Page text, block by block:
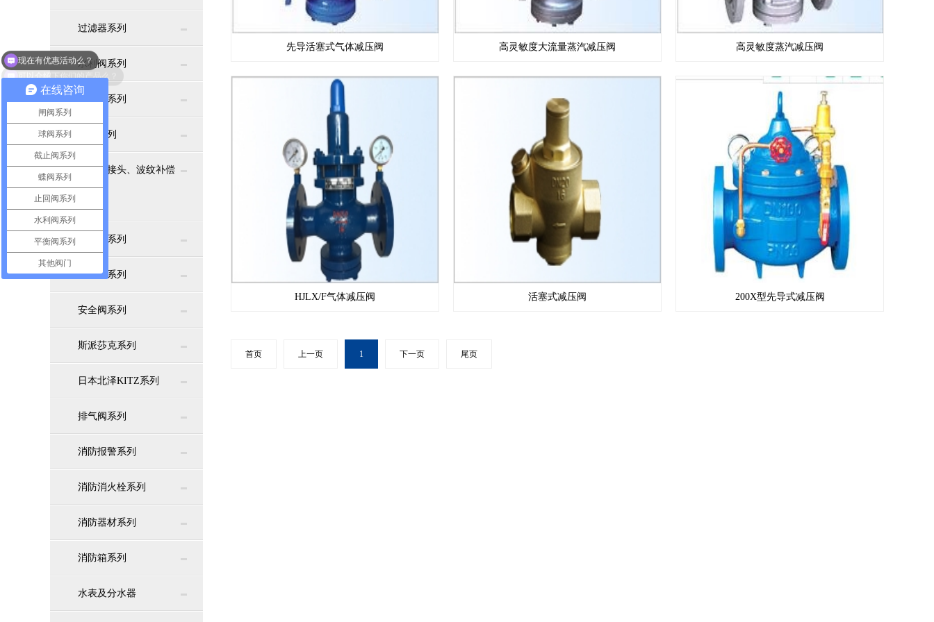
过滤器系列
水利阀系列
平衡阀系列
铜阀系列
橡胶软接头、波纹补偿
减压阀系列
疏水阀系列
安全阀系列
斯派莎克系列
日本北泽KITZ系列
排气阀系列
消防报警系列
消防消火栓系列
消防器材系列
消防箱系列
水表及分水器
先导活塞式气体减压阀 高灵敏度大流量蒸汽减压阀 高灵敏度蒸汽减压阀
HJLX/F气体减压阀 活塞式减压阀 200X型先导式减压阀
首页 上一页 1 下一页 尾页
在线咨询
闸阀系列
球阀系列
截止阀系列
蝶阀系列
止回阀系列
水利阀系列
平衡阀系列
其他阀门
可以介绍下你们的产品么？